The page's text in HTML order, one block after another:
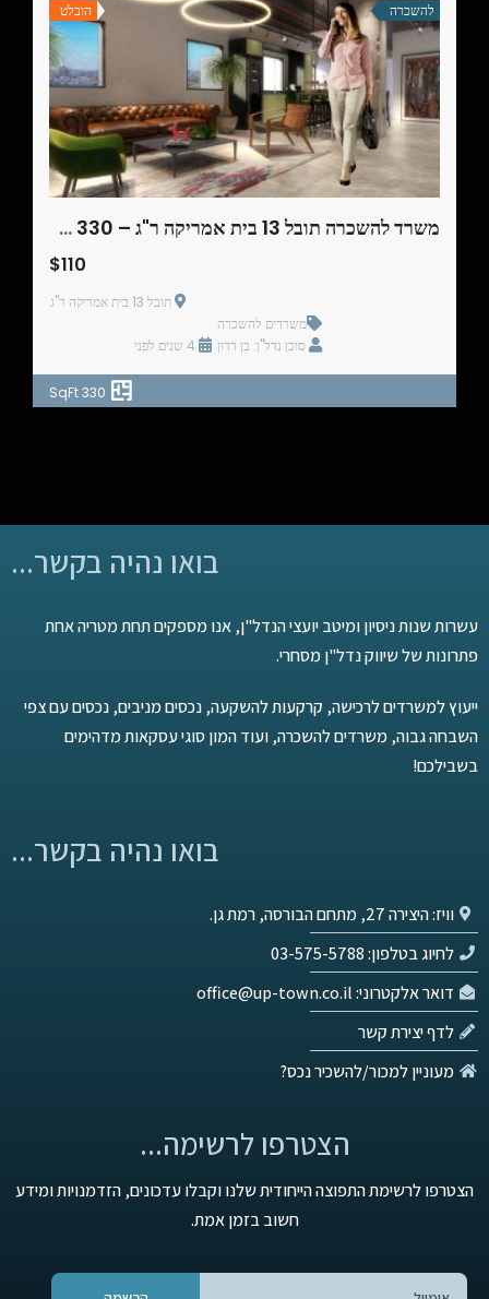
הובלט להשכרה
משרד להשכרה תובל 13 בית אמריקה ר"ג – 330 מ"ר
$110
תובל 13 בית אמריקה ר"ג
משרדים להשכרה
סוכן נדל"ן: בן דדון
330 SqFt
בואו נהיה בקשר...
עשרות שנות ניסיון ומיטב יועצי הנדל"ן, אנו מספקים תחת מטריה אחת
פתרונות של שיווק נדל"ן מסחרי.
ייעוץ למשרדים לרכישה, קרקעות להשקעה, נכסים מניבים, נכסים עם צפי
השבחה גבוה, משרדים להשכרה, ועוד המון סוגי עסקאות מדהימים
בשבילכם!
בואו נהיה בקשר...
וויז: היצירה 27, מתחם הבורסה, רמת גן.
לחיוג בטלפון: 03-575-5788
דואר אלקטרוני: office@up-town.co.il
לדף יצירת קשר
מעוניין למכור/להשכיר נכס?
הצטרפו לרשימה...
הצטרפו לרשימת התפוצה הייחודית שלנו וקבלו עדכונים, הזדמנויות ומידע
חשוב בזמן אמת.